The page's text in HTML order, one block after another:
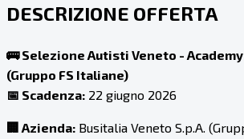
DESCRIZIONE OFFERTA
🚌 Selezione Autisti Veneto -
(Gruppo FS Italiane)
📅 Scadenza: 22 giugno 2026
🏢 Azienda: Busitalia Veneto S.p.A.